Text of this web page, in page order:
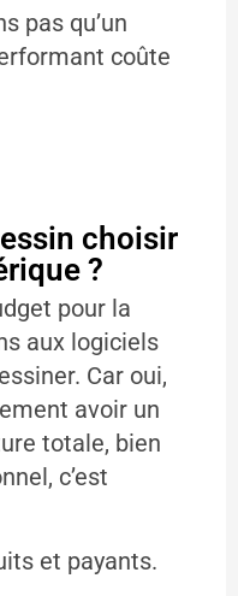
pas qu’un
coûte
choisir
?
pour la
aux logiciels
Car oui,
avoir un
totale, bien
c’est
et payants.